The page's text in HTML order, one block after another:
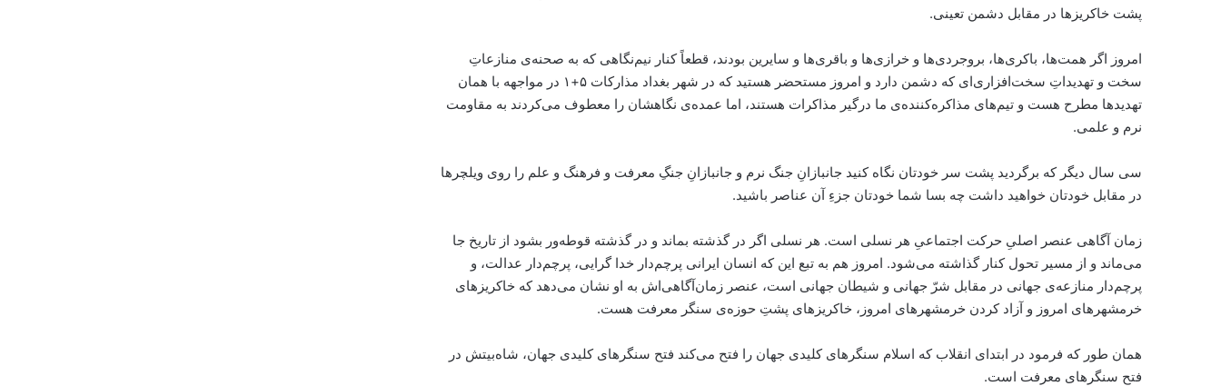
پشت خاکریزها در مقابل دشمن تعینی.
امروز اگر همت‌‌ها، باکری‌ها، بروجردی‌ها و خرازی‌ها و باقری‌ها و سایرین بودند، قطعاً کنار نیم‌نگاهی که به صحنه‌ی منازعاتِ
سخت و تهدیداتِ سخت‌افزاری‌ای که دشمن دارد و امروز مستحضر هستید که در شهر بغداد مذارکات ۵+۱ در مواجهه با همان
تهدید‌ها مطرح هست و تیم‌های مذاکره‌کننده‌ی ما درگیر مذاکرات هستند، اما عمده‌ی نگاهشان را معطوف می‌کردند به مقاومت
نرم و علمی.
سی سال دیگر که برگردید پشت سر خودتان نگاه کنید جانبازانِ جنگ نرم و جانبازانِ‌ جنگِ معرفت و فرهنگ و علم را روی ویلچرها
در مقابل خودتان خواهید داشت چه بسا شما خودتان جزءِ‌ آن عناصر باشید.
زمان آگاهی عنصر اصلیِ حرکت اجتماعیِ هر نسلی است. هر نسلی اگر در گذشته بماند و در گذشته قوطه‌ور بشود از تاریخ جا
می‌ماند و از مسیر تحول کنار گذاشته می‌شود. امروز هم به تبع این که انسان ایرانی پرچم‌دار خدا گرایی، پرچم‌دار عدالت، و
پرچم‌دار منازعه‌ی جهانی در مقابل شرّ جهانی و شیطان جهانی است، عنصر زمان‌آگاهی‌اش به او نشان می‌دهد که خاکریز‌های
خرمشهر‌های امروز و آزاد کردن خرمشهر‌های امروز، خاکریز‌های پشتِ حوزه‌ی سنگر معرفت هست.
همان طور که فرمود در ابتدای انقلاب که اسلام سنگرهای کلیدی جهان را فتح می‌کند فتح سنگر‌های کلیدی جهان، شاه‌بیتش در
فتح سنگر‌های معرفت است.